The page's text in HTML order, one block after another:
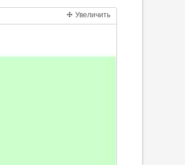
Увеличить